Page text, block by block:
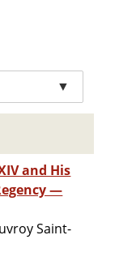
▼
and His
—
Saint-